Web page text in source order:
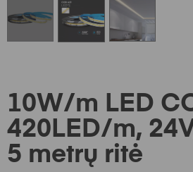
10W/m LED
420LED/m,
5 metrų ritė